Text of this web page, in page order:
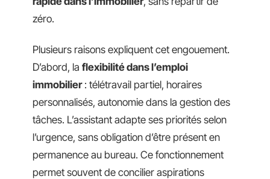
zéro.
Plusieurs raisons expliquent cet engouement.
D’abord, la flexibilité dans l’emploi
immobilier: télétravail partiel, horaires
personnalisés, autonomie dans la gestion des
tâches. L’assistant adapte ses priorités selon
l’urgence, sans obligation d’être présent en
permanence au bureau. Ce fonctionnement
permet souvent de concilier aspirations